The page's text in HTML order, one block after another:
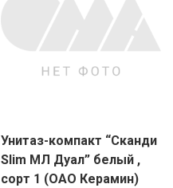
Унитаз-компакт “Сканди
Slim МЛ Дуал” белый ,
сорт 1 (ОАО Керамин)